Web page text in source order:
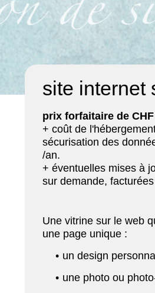
site internet
prix forfaitaire de CHF
+ coût de
sécurisation des
/an.
+ éventuelles mises à
sur demande,
Une vitrine sur le web
une page unique :
un design
une photo ou
prestations - sites
prestations -